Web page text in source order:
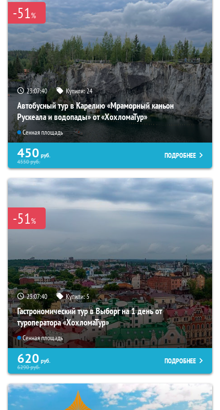
-51%
23:07:39 Купили:24
Автобусный тур в Карелию «Мраморный каньон
Рускеала и водопады» от «ХохломаТур»
Сенная площадь
450 руб.
4550руб.
ПОДРОБНЕЕ
-51%
23:07:39 Купили:5
Гастрономический тур в Выборг на 1 день от
туроператора «ХохломаТур»
Сенная площадь
620 руб.
6290руб.
ПОДРОБНЕЕ